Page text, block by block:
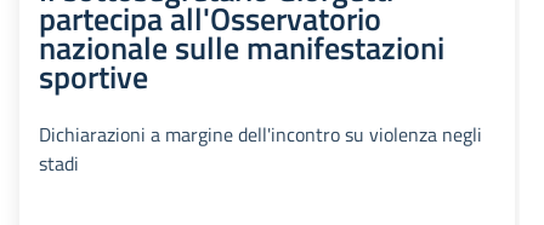
partecipa all'Osservatorio
nazionale sulle manifestazioni
sportive
Dichiarazioni a margine dell'incontro su violenza negli
stadi